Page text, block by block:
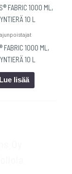
FABRIC 1000 ML,
10 L
Lue lisää